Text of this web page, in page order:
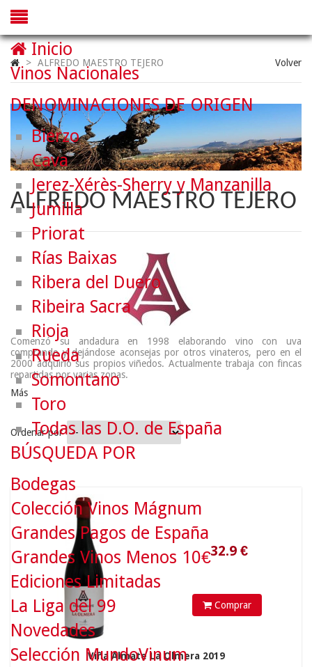
> ALFREDO MAESTRO TEJERO Volver
ALFREDO MAESTRO TEJERO
Comenzó su andadura en 1998 elaborando vino con uva
comprando y dejándose aconsejas por otros vinateros, pero en el
2000 adquirió sus propios viñedos. Actualmente trabaja con fincas
repartidas por varias zonas.
Más
Ordenar por
Comprar
Viña Almate La Olmera 2019
Inicio
Vinos Nacionales
DENOMINACIONES DE ORIGEN
Bierzo
Cava
Jerez-Xérès-Sherry y Manzanilla
Jumilla
Priorat
Rías Baixas
Ribera del Duero
Ribeira Sacra
Rioja
Rueda
Somontano
Toro
Todas las D.O. de España
BÚSQUEDA POR
Bodegas
Colección Vinos Mágnum
Grandes Pagos de España
Grandes Vinos Menos 10€
Ediciones Limitadas
La Liga del 99
Novedades
Selección MundoVinum